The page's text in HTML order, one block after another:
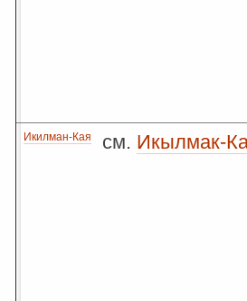
Икилман-Кая см. Икылмак-